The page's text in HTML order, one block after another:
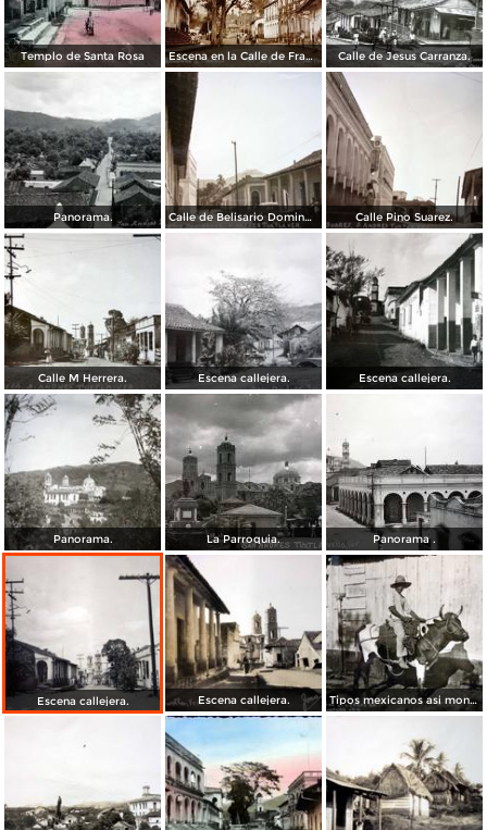
Templo de Santa Rosa Escena en la Calle de Francisco I Madero. Calle de Jesus Carranza.
Panorama. Calle de Belisario Dominguez. Calle Pino Suarez.
Calle M Herrera. Escena callejera. Escena callejera.
Panorama. La Parroquia. Panorama .
Escena callejera. Escena callejera. Tipos mexicanos asi montan los toros..